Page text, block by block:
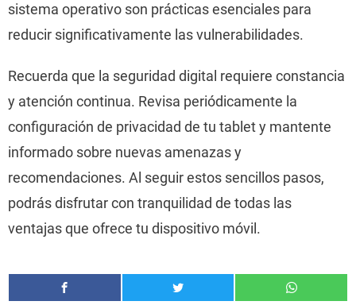
sistema operativo son prácticas esenciales para
reducir significativamente las vulnerabilidades.
Recuerda que la seguridad digital requiere constancia
y atención continua. Revisa periódicamente la
configuración de privacidad de tu tablet y mantente
informado sobre nuevas amenazas y
recomendaciones. Al seguir estos sencillos pasos,
podrás disfrutar con tranquilidad de todas las
ventajas que ofrece tu dispositivo móvil.